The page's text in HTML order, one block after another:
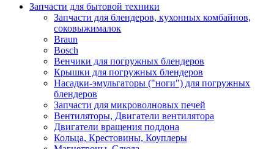
Запчасти для бытовой техники
Запчасти для блендеров, кухонных комбайнов,
соковыжималок
Braun
Bosch
Венчики для погружных блендеров
Крышки для погружных блендеров
Насадки-эмульгаторы ("ноги") для погружных
блендеров
Запчасти для микроволновых печей
Вентиляторы, Двигатели вентилятора
Двигатели вращения поддона
Кольца, Крестовины, Коуплеры